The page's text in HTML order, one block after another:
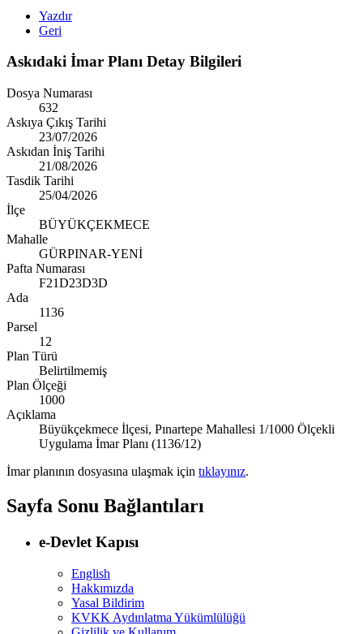
Yazdır
Geri
Askıdaki İmar Planı Detay Bilgileri
Dosya Numarası
632
Askıya Çıkış Tarihi
23/07/2026
Askıdan İniş Tarihi
21/08/2026
Tasdik Tarihi
25/04/2026
İlçe
BÜYÜKÇEKMECE
Mahalle
GÜRPINAR-YENİ
Pafta Numarası
F21D23D3D
Ada
1136
Parsel
12
Plan Türü
Belirtilmemiş
Plan Ölçeği
1000
Açıklama
Büyükçekmece İlçesi, Pınartepe Mahallesi 1/1000 Ölçekli
Uygulama İmar Planı (1136/12)
İmar planının dosyasına ulaşmak için tıklayınız.
Sayfa Sonu Bağlantıları
e-Devlet Kapısı
English
Hakkımızda
Yasal Bildirim
KVKK Aydınlatma Yükümlülüğü